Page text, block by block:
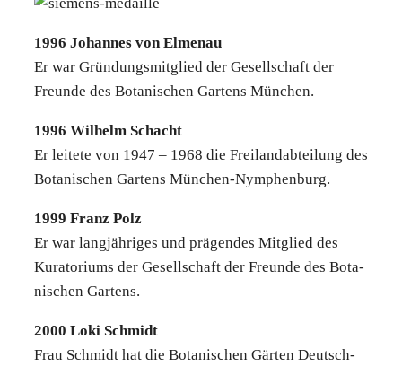
1996 Johan­nes von Elmen­au
Er war Grün­dungs­mit­glied der Gesell­schaft der
Freun­de des Bota­ni­schen Gar­tens Mün­chen.
1996 Wil­helm Schacht
Er lei­te­te von 1947 – 1968 die Frei­land­ab­tei­lung des
Bota­ni­schen Gar­tens Mün­chen-Nym­phen­burg.
1999 Franz Polz
Er war lang­jäh­ri­ges und prä­gen­des Mit­glied des
Kura­to­ri­ums der Gesell­schaft der Freun­de des Bota­
ni­schen Gar­tens.
2000 Loki Schmidt
Frau Schmidt hat die Bota­ni­schen Gär­ten Deutsch­